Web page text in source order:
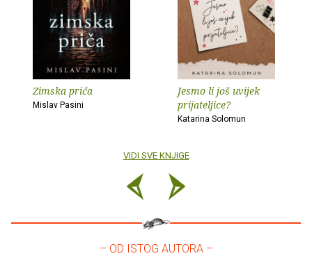
Zimska priča
Mislav Pasini
Jesmo li još uvijek
prijateljice?
Katarina Solomun
VIDI SVE KNJIGE
– OD ISTOG AUTORA –